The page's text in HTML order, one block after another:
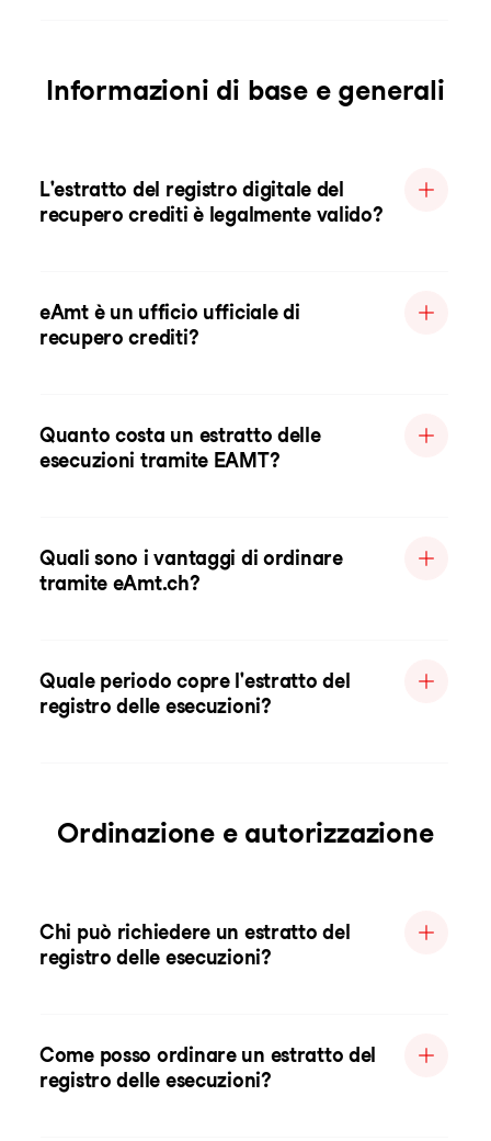
Informazioni di base e generali
L'estratto del registro digitale del
recupero crediti è legalmente valido?
eAmt è un ufficio ufficiale di
recupero crediti?
Quanto costa un estratto delle
esecuzioni tramite EAMT?
Quali sono i vantaggi di ordinare
tramite eAmt.ch?
Quale periodo copre l'estratto del
registro delle esecuzioni?
Ordinazione e autorizzazione
Chi può richiedere un estratto del
registro delle esecuzioni?
Come posso ordinare un estratto del
registro delle esecuzioni?